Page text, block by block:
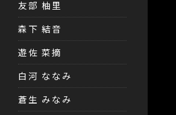
友部 柚里
森下 結音
遊佐 菜摘
白河 ななみ
蒼生 みなみ